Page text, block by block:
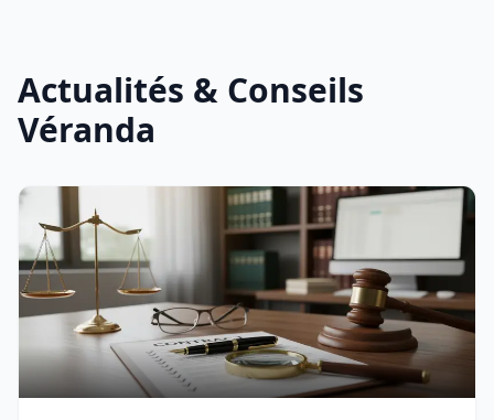
Actualités & Conseils
Véranda